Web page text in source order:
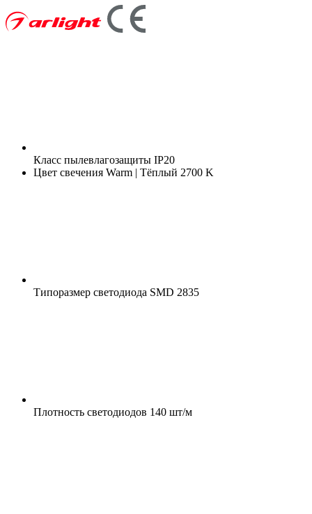
Класс пылевлагозащиты IP20
Цвет свечения Warm | Тёплый 2700 K
Типоразмер светодиода SMD 2835
Плотность светодиодов 140 шт/м